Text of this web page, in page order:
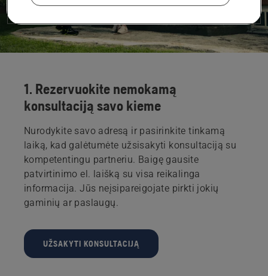
1. Rezervuokite nemokamą
konsultaciją savo kieme
Nurodykite savo adresą ir pasirinkite tinkamą
laiką, kad galėtumėte užsisakyti konsultaciją su
kompetentingu partneriu. Baigę gausite
patvirtinimo el. laišką su visa reikalinga
informacija. Jūs neįsipareigojate pirkti jokių
gaminių ar paslaugų.
UŽSAKYTI KONSULTACIJĄ